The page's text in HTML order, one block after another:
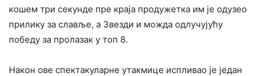
кошем три секунде пре краја продужетка им је одузео
прилику за славље, а Звезди и можда одлучујућу
победу за пролазак у топ 8.
Након ове спектакуларне утакмице испливао је један